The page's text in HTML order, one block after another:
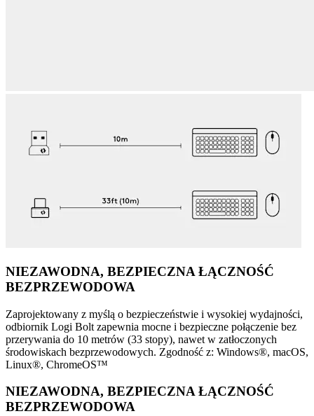
NIEZAWODNA, BEZPIECZNA ŁĄCZNOŚĆ
BEZPRZEWODOWA
Zaprojektowany z myślą o bezpieczeństwie i wysokiej wydajności,
odbiornik Logi Bolt zapewnia mocne i bezpieczne połączenie bez
przerywania do 10 metrów (33 stopy), nawet w zatłoczonych
środowiskach bezprzewodowych. Zgodność z: Windows®, macOS,
Linux®, ChromeOS™
NIEZAWODNA, BEZPIECZNA ŁĄCZNOŚĆ
BEZPRZEWODOWA